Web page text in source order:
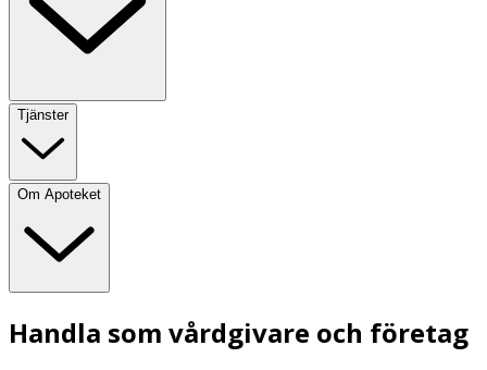
Tjänster
Om Apoteket
Handla som vårdgivare och företag